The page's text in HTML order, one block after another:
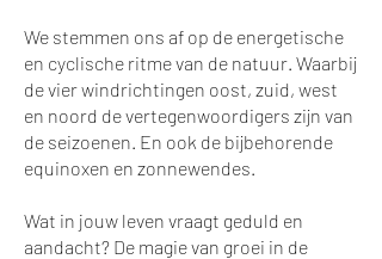
We stemmen ons af op de energetische
en cyclische ritme van de natuur. Waarbij
de vier windrichtingen oost, zuid, west
en noord de vertegenwoordigers zijn van
de seizoenen. En ook de bijbehorende
equinoxen en zonnewendes.
Wat in jouw leven vraagt geduld en
aandacht? De magie van groei in de